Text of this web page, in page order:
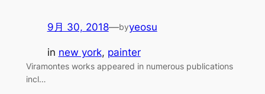
9月 30, 2018—byyeosu
in new york, painter
Viramontes works appeared in numerous publications
incl…